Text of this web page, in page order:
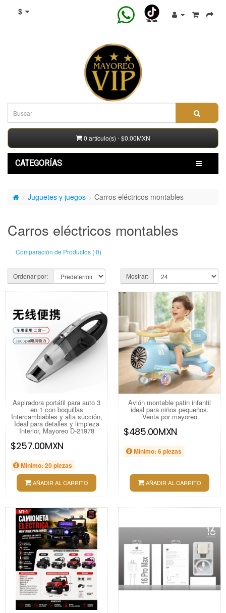
$
0 artículo(s) - $0.00MXN
CATEGORÍAS
Juguetes y juegos Carros eléctricos montables
Carros eléctricos montables
Comparación de Productos ( 0)
Ordenar por: Mostrar:
Aspiradora portátil para auto 3
en 1 con boquillas
Intercambiables y alta succión,
Ideal para detalles y limpieza
Interior, Mayoreo D-21978
$257.00MXN
Mínimo: 20 piezas
AÑADIR AL CARRITO
Avión montable patin infantil
ideal para niños pequeños.
Venta por mayoreo
$485.00MXN
Mínimo: 6 piezas
AÑADIR AL CARRITO